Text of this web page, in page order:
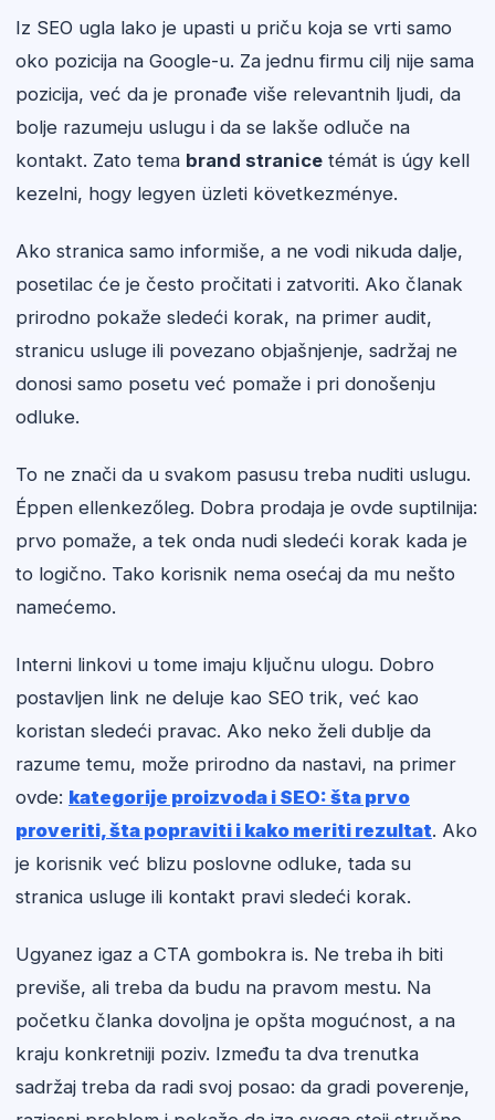
Iz SEO ugla lako je upasti u priču koja se vrti samo
oko pozicija na Google-u. Za jednu firmu cilj nije sama
pozicija, već da je pronađe više relevantnih ljudi, da
bolje razumeju uslugu i da se lakše odluče na
kontakt. Zato tema brand stranice témát is úgy kell
kezelni, hogy legyen üzleti következménye.
Ako stranica samo informiše, a ne vodi nikuda dalje,
posetilac će je često pročitati i zatvoriti. Ako članak
prirodno pokaže sledeći korak, na primer audit,
stranicu usluge ili povezano objašnjenje, sadržaj ne
donosi samo posetu već pomaže i pri donošenju
odluke.
To ne znači da u svakom pasusu treba nuditi uslugu.
Éppen ellenkezőleg. Dobra prodaja je ovde suptilnija:
prvo pomaže, a tek onda nudi sledeći korak kada je
to logično. Tako korisnik nema osećaj da mu nešto
namećemo.
Interni linkovi u tome imaju ključnu ulogu. Dobro
postavljen link ne deluje kao SEO trik, već kao
koristan sledeći pravac. Ako neko želi dublje da
razume temu, može prirodno da nastavi, na primer
ovde: kategorije proizvoda i SEO: šta prvo
proveriti, šta popraviti i kako meriti rezultat. Ako
je korisnik već blizu poslovne odluke, tada su
stranica usluge ili kontakt pravi sledeći korak.
Ugyanez igaz a CTA gombokra is. Ne treba ih biti
previše, ali treba da budu na pravom mestu. Na
početku članka dovoljna je opšta mogućnost, a na
kraju konkretniji poziv. Između ta dva trenutka
sadržaj treba da radi svoj posao: da gradi poverenje,